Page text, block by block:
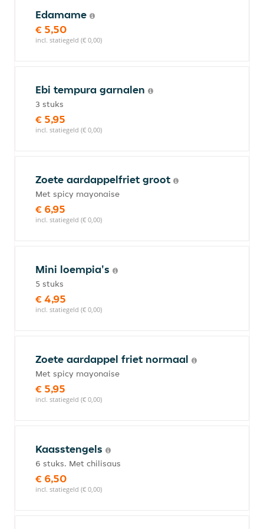
Edamame
€ 5,50
incl. statiegeld (€ 0,00)
Ebi tempura garnalen
3 stuks
€ 5,95
incl. statiegeld (€ 0,00)
Zoete aardappelfriet groot
Met spicy mayonaise
€ 6,95
incl. statiegeld (€ 0,00)
Mini loempia's
5 stuks
€ 4,95
incl. statiegeld (€ 0,00)
Zoete aardappel friet normaal
Met spicy mayonaise
€ 5,95
incl. statiegeld (€ 0,00)
Kaasstengels
6 stuks. Met chilisaus
€ 6,50
incl. statiegeld (€ 0,00)